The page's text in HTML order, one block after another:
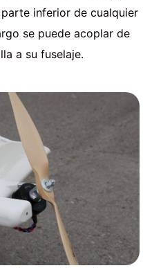
inferior de cualquier
se puede acoplar de
a su fuselaje.